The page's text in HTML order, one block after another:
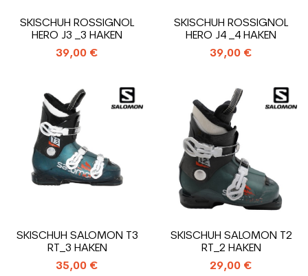
SKISCHUH ROSSIGNOL
HERO J3 _3 HAKEN
39,00 €
SKISCHUH ROSSIGNOL
HERO J4 _4 HAKEN
39,00 €
SKISCHUH SALOMON T3
RT_3 HAKEN
35,00 €
SKISCHUH SALOMON T2
RT_2 HAKEN
29,00 €